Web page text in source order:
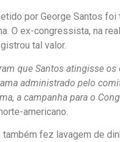
por George Santos foi
O ex-congressista, na
tal valor.
que Santos atingisse os
administrado pelo
a campanha para o
americano.
fez lavagem de